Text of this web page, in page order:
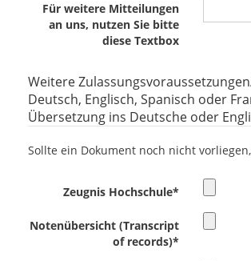
Für weitere Mitteilungen
an uns, nutzen Sie bitte
diese Textbox
Weitere
Deutsch, Englisch, Spanisch oder
Übersetzung ins Deutsche oder
Sollte ein Dokument noch nicht
Zeugnis Hochschule*
Notenübersicht (Transcript
of records)*